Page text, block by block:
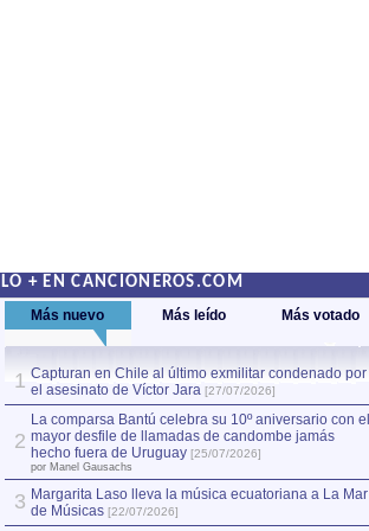
LO + EN CANCIONEROS.COM
Más nuevo Más leído Más votado
1 Capturan en Chile al último exmilitar condenado por
el asesinato de Víctor Jara [27/07/2026]
2
La comparsa Bantú celebra su 10º aniversario con el
mayor desfile de llamadas de candombe jamás
hecho fuera de Uruguay [25/07/2026]
por Manel Gausachs
3 Margarita Laso lleva la música ecuatoriana a La Mar
de Músicas [22/07/2026]